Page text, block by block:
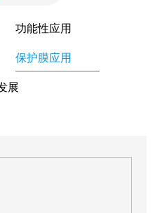
功能性应用
保护膜应用
展